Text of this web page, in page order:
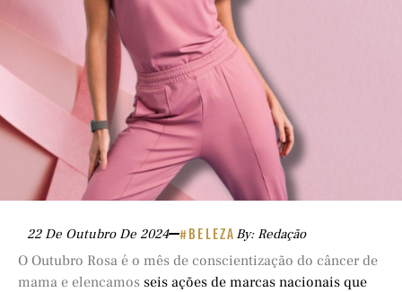
22 De Outubro De 2024 #BELEZA By: Redação
O Outubro Rosa é o mês de conscientização do câncer de
mama e elencamos seis ações de marcas nacionais que